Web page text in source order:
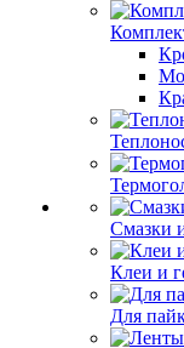
Смазки
Клеи и
Для